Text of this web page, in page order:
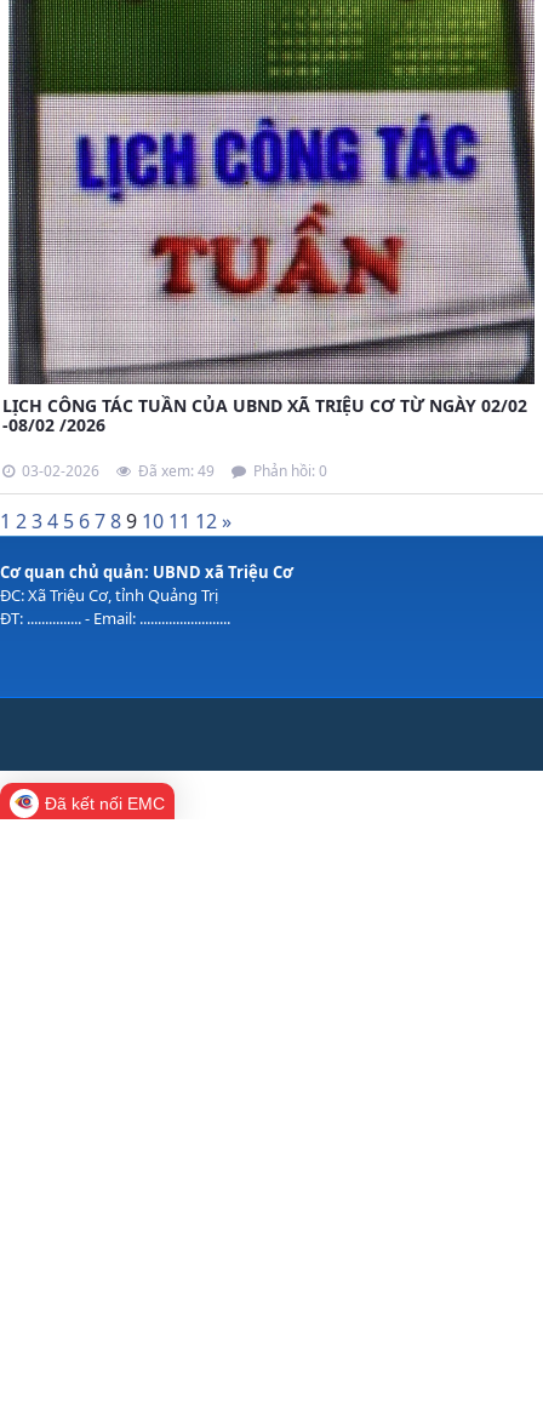
LỊCH CÔNG TÁC TUẦN CỦA UBND XÃ TRIỆU CƠ TỪ NGÀY 02/02
-08/02 /2026
03-02-2026 Đã xem: 49 Phản hồi: 0
1 234 5 6789 10 11 12»
Cơ quan chủ quản: UBND xã Triệu Cơ
ĐC: Xã Triệu Cơ, tỉnh Quảng Trị
ĐT: ............... - Email: .........................
Đã kết nối EMC